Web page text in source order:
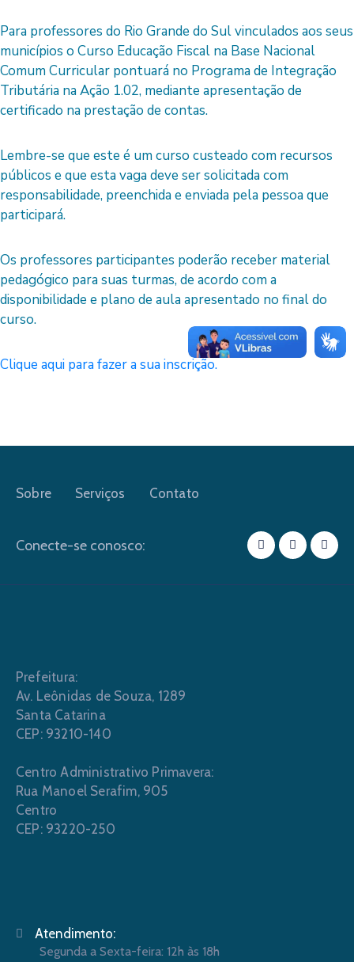
Para professores do Rio Grande do Sul vinculados aos seus
municípios o Curso Educação Fiscal na Base Nacional
Comum Curricular pontuará no Programa de Integração
Tributária na Ação 1.02, mediante apresentação de
certificado na prestação de contas.
Lembre-se que este é um curso custeado com recursos
públicos e que esta vaga deve ser solicitada com
responsabilidade, preenchida e enviada pela pessoa que
participará.
Os professores participantes poderão receber material
pedagógico para suas turmas, de acordo com a
disponibilidade e plano de aula apresentado no final do
curso.
Clique aqui para fazer a sua inscrição.
Sobre Serviços Contato
Conecte-se conosco:
Prefeitura:
Av. Leônidas de Souza, 1289
Santa Catarina
CEP: 93210-140
Centro Administrativo Primavera:
Rua Manoel Serafim, 905
Centro
CEP: 93220-250
Atendimento:
Segunda a Sexta-feira: 12h às 18h